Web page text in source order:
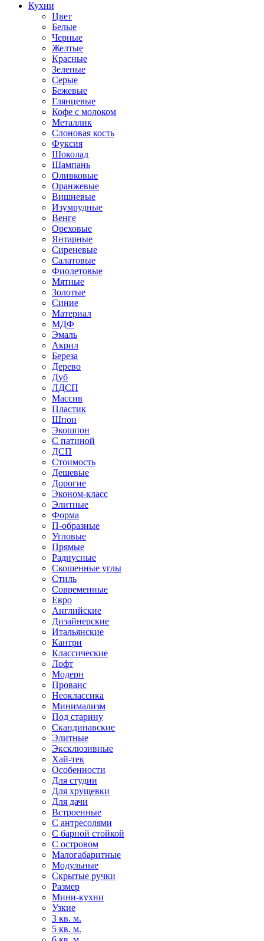
Кухни
Цвет
Белые
Черные
Желтые
Красные
Зеленые
Серые
Бежевые
Глянцевые
Кофе с молоком
Металлик
Слоновая кость
Фуксия
Шоколад
Шампань
Оливковые
Оранжевые
Вишневые
Изумрудные
Венге
Ореховые
Янтарные
Сиреневые
Салатовые
Фиолетовые
Мятные
Золотые
Синие
Материал
МДФ
Эмаль
Акрил
Береза
Дерево
Дуб
ЛДСП
Массив
Пластик
Шпон
Экошпон
С патиной
ДСП
Стоимость
Дешевые
Дорогие
Эконом-класс
Элитные
Форма
П-образные
Угловые
Прямые
Радиусные
Скошенные углы
Стиль
Современные
Евро
Английские
Дизайнерские
Итальянские
Кантри
Классические
Лофт
Модерн
Прованс
Неоклассика
Минимализм
Под старину
Скандинавские
Элитные
Эксклюзивные
Хай-тек
Особенности
Для студии
Для хрущевки
Для дачи
Встроенные
С антресолями
С барной стойкой
С островом
Малогабаритные
Модульные
Скрытые ручки
Размер
Мини-кухни
Узкие
3 кв. м.
5 кв. м.